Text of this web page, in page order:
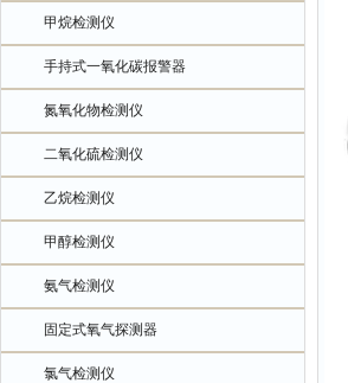
甲烷检测仪
手持式一氧化碳报警器
氮氧化物检测仪
二氧化硫检测仪
乙烷检测仪
甲醇检测仪
氨气检测仪
固定式氧气探测器
氯气检测仪